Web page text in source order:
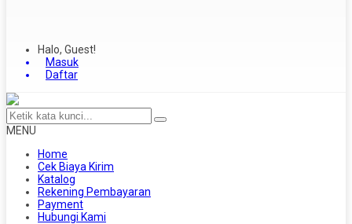
Halo, Guest!
Masuk
Daftar
MENU
Home
Cek Biaya Kirim
Katalog
Rekening Pembayaran
Payment
Hubungi Kami